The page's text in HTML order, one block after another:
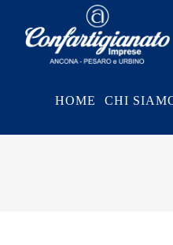
HOME CHI